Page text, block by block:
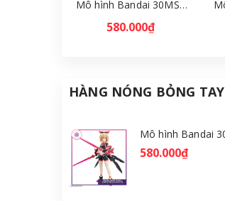
Mô hình Bandai 30MS Tiasha (Dahlia Wear) [Color B] [GDB] [30MS]
580.000₫
HÀNG NÓNG BỎNG TAY
580.000₫